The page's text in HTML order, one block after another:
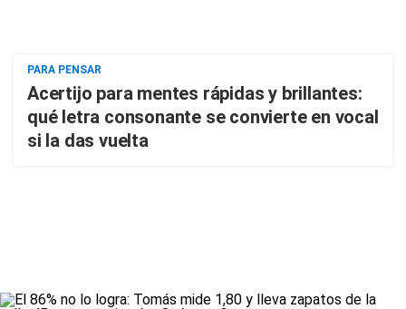
PARA PENSAR
Acertijo para mentes rápidas y brillantes:
qué letra consonante se convierte en vocal
si la das vuelta